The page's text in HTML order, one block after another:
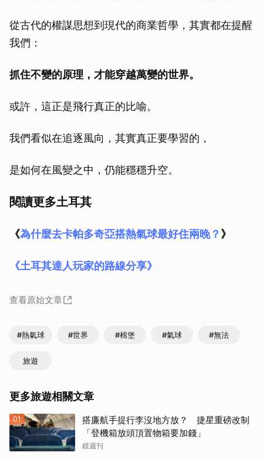
從古代的權謀思想到現代的商業哲學，其實都在提醒
我們：
抓住不變的原理，才能穿越萬變的世界。
或許，這正是飛行真正的比喻。
我們看似在追逐風向，其實真正要學習的，
是如何在風變之中，仍能穩穩升空。
閱讀更多土耳其
《為什麼去卡帕多奇亞搭熱氣球最好住兩晚？ 》
《土耳其達人玩家的路線分享》
查看原始文章
#熱氣球 #世界 #棉堡 #氣球 #無法
旅遊
更多旅遊相關文章
01
搭廉航手提行李沒地方放？ 捷星重磅改制
「登機箱放頭頂置物箱要加錢」
鏡週刊